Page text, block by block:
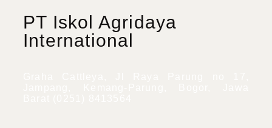
PT Iskol Agridaya
International